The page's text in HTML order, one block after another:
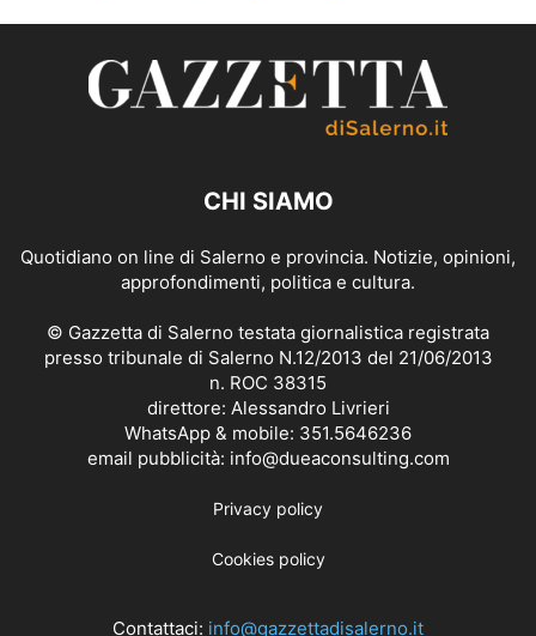
CHI SIAMO
Quotidiano on line di Salerno e provincia. Notizie, opinioni,
approfondimenti, politica e cultura.
© Gazzetta di Salerno testata giornalistica registrata
presso tribunale di Salerno N.12/2013 del 21/06/2013
n. ROC 38315
direttore: Alessandro Livrieri
WhatsApp & mobile: 351.5646236
email pubblicità: info@dueaconsulting.com
Privacy policy
Cookies policy
Contattaci: info@gazzettadisalerno.it